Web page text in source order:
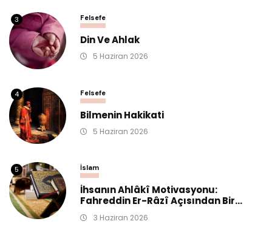
3 Felsefe
Din Ve Ahlak
5 Haziran 2026
4 Felsefe
Bilmenin Hakikati
5 Haziran 2026
5 İslam
İhsanın Ahlâkî Motivasyonu:
Fahreddin Er-Râzî Açısından Bir...
3 Haziran 2026